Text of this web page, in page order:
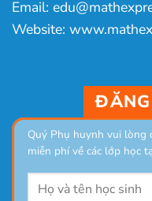
Email:
Website:
Quý Phụ huynh vui lòng
miễn phí về các lớp học